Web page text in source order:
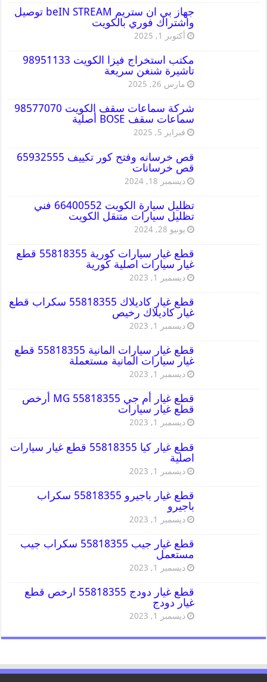
جهاز بي ان ستريم beIN STREAM توصيل
واشتراك فوري بالكويت
أكتوبر 1, 2025
مكتب استخراج فيزا الكويت 98951133
تاشيرة شنغن سريعة
مارس 26, 2025
شركة سماعات سقف الكويت 98577070
سماعات سقف BOSE أصلية
فبراير 5, 2025
قص خرسانه وفتح كور تكييف 65932555
قص خرسانات
ديسمبر 18, 2024
تظليل سيارة الكويت 66400552 فني
تظليل سيارات متنقل الكويت
يونيو 28, 2024
قطع غيار سيارات كورية 55818355 قطع
غيار سيارات اصلية كورية
ديسمبر 1, 2023
قطع غيار كاديلاك 55818355 سكراب قطع
غيار كاديلاك رخيص
ديسمبر 1, 2023
قطع غيار سيارات المانية 55818355 قطع
غيار سيارات المانية مستعملة
ديسمبر 1, 2023
قطع غيار أم جي MG 55818355 أرخص
قطع غيار سيارات
ديسمبر 1, 2023
قطع غيار كيا 55818355 قطع غيار سيارات
اصلية
ديسمبر 1, 2023
قطع غيار باجيرو 55818355 سكراب
باجيرو
ديسمبر 1, 2023
قطع غيار جيب 55818355 سكراب جيب
مستعمل
ديسمبر 1, 2023
قطع غيار دودج 55818355 ارخص قطع
غيار دودج
ديسمبر 1, 2023